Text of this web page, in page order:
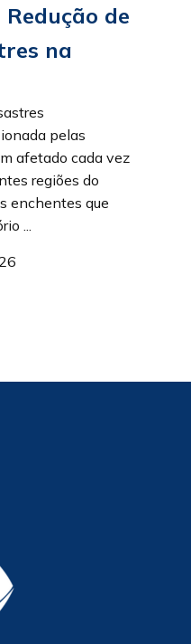
de
na
pelas
afetado cada vez
regiões do
enchentes que
...